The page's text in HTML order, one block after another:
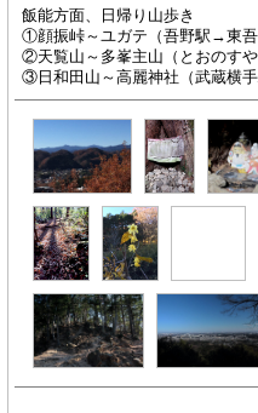
飯能方面、日帰り山歩き
①顔振峠～ユガテ（吾野駅→東吾
②天覧山～多峯主山（とおのす
③日和田山～高麗神社（武蔵横